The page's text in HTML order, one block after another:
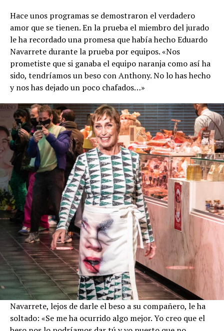
Hace unos programas se demostraron el verdadero
amor que se tienen. En la prueba el miembro del jurado
le ha recordado una promesa que había hecho Eduardo
Navarrete durante la prueba por equipos. «Nos
prometiste que si ganaba el equipo naranja como así ha
sido, tendríamos un beso con Anthony. No lo has hecho
y nos has dejado un poco chafados…»
Navarrete, lejos de darle el beso a su compañero, le ha
soltado: «Se me ha ocurrido algo mejor. Yo creo que el